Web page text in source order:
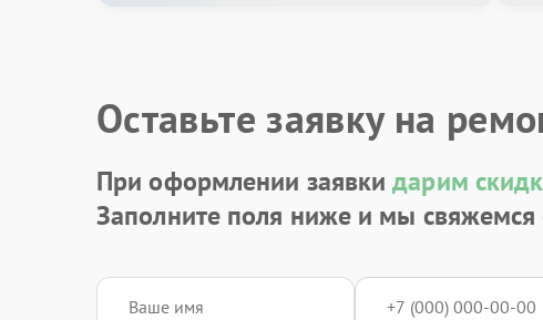
Оставьте заявку на
При оформлении заявкидарим
Заполните поля ниже и мы